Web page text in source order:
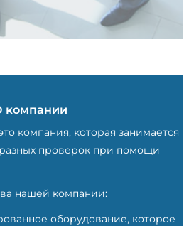
компании
компания, которая занимается
проверок при помощи
нашей компании:
оборудование, которое